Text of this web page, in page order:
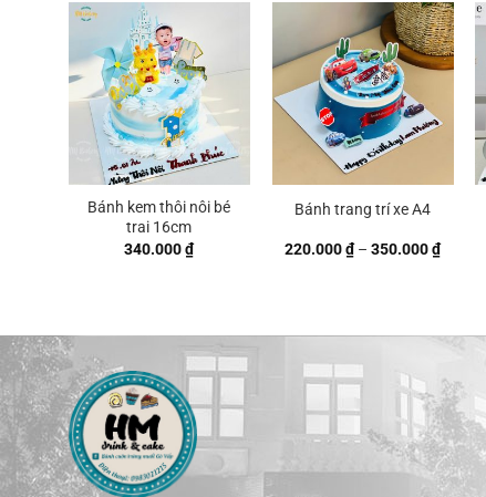
Bánh kem thôi nôi bé
trai 16cm
340.000₫
Bánh trang trí xe A4
220.000₫ – 350.000₫Khoảng
giá: